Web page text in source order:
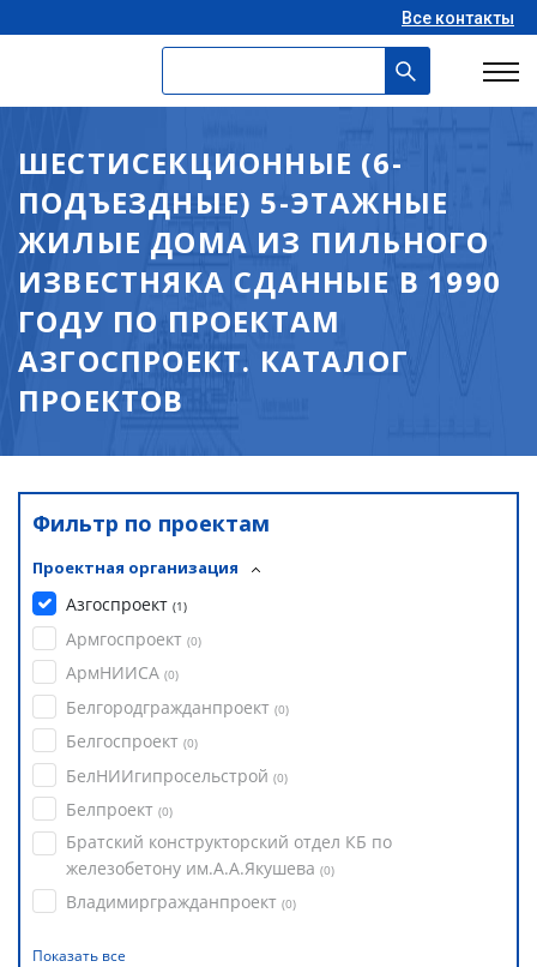
Все контакты
ШЕСТИСЕКЦИОННЫЕ (6-
ПОДЪЕЗДНЫЕ) 5-ЭТАЖНЫЕ
ЖИЛЫЕ ДОМА ИЗ ПИЛЬНОГО
ИЗВЕСТНЯКА СДАННЫЕ В 1990
ГОДУ ПО ПРОЕКТАМ
АЗГОСПРОЕКТ. КАТАЛОГ
ПРОЕКТОВ
Фильтр по проектам
Проектная организация
Азгоспроект (1)
Армгоспроект (0)
АрмНИИСА (0)
Белгородгражданпроект (0)
Белгоспроект (0)
БелНИИгипросельстрой (0)
Белпроект (0)
Братский конструкторский отдел КБ по
железобетону им.А.А.Якушева (0)
Владимиргражданпроект (0)
Показать все